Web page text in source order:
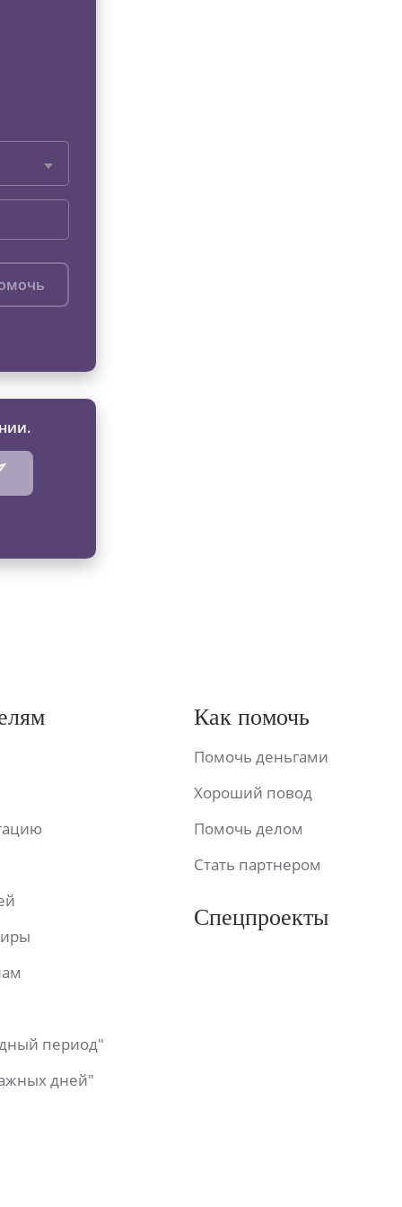
период"
дней"
Как помочь
Помочь деньгами
Хороший повод
Помочь делом
Стать партнером
Спецпроекты